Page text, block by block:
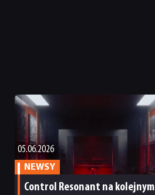
05.06.2026
NEWSY
Control Resonant na kolejnym